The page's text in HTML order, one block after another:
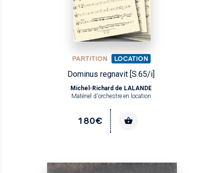
PARTITION LOCATION
Dominus regnavit [S.65/i]
Michel-Richard de LALANDE
Matériel d'orchestre en location
180€